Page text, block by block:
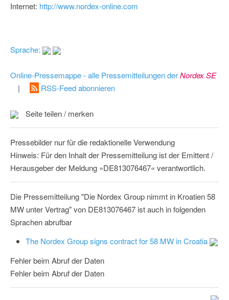
Internet: http://www.nordex-online.com
Sprache:
Online-Pressemappe - alle Pressemitteilungen derNordex SE
|
RSS-Feed abonnieren
Seite teilen / merken
Pressebilder nur für die redaktionelle Verwendung
Hinweis: Für den Inhalt der Pressemitteilung ist der Emittent /
Herausgeber der Meldung »DE813076467« verantwortlich.
Die Pressemitteilung "Die Nordex Group nimmt in Kroatien 58
MW unter Vertrag" von DE813076467 ist auch in folgenden
Sprachen abrufbar
The Nordex Group signs contract for 58 MW in Croatia
Fehler beim Abruf der Daten
Fehler beim Abruf der Daten